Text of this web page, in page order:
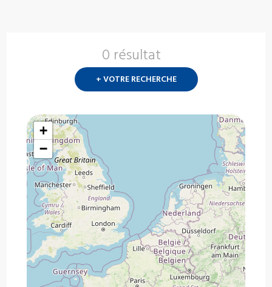
0 résultat
+ VOTRE RECHERCHE
+
−